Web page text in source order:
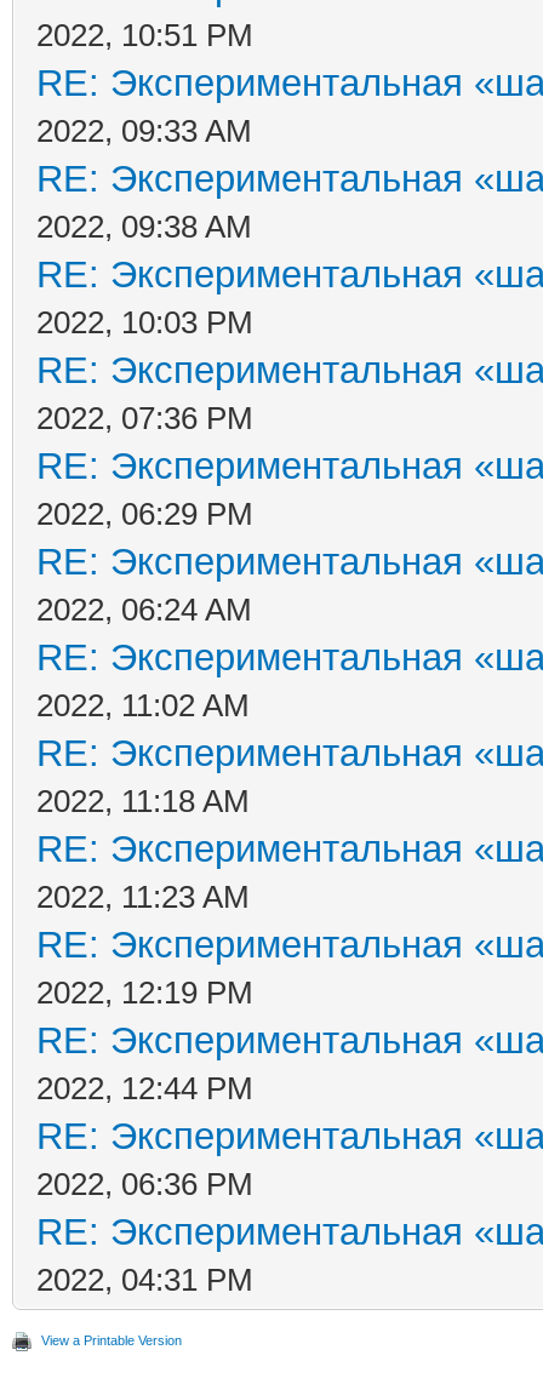
2022, 10:51 PM
RE: Экспериментальная
2022, 09:33 AM
RE: Экспериментальная
2022, 09:38 AM
RE: Экспериментальная
2022, 10:03 PM
RE: Экспериментальная
2022, 07:36 PM
RE: Экспериментальная
2022, 06:29 PM
RE: Экспериментальная
2022, 06:24 AM
RE: Экспериментальная
2022, 11:02 AM
RE: Экспериментальная
2022, 11:18 AM
RE: Экспериментальная
2022, 11:23 AM
RE: Экспериментальная
2022, 12:19 PM
RE: Экспериментальная
2022, 12:44 PM
RE: Экспериментальная
2022, 06:36 PM
RE: Экспериментальная
2022, 04:31 PM
View a Printable Version